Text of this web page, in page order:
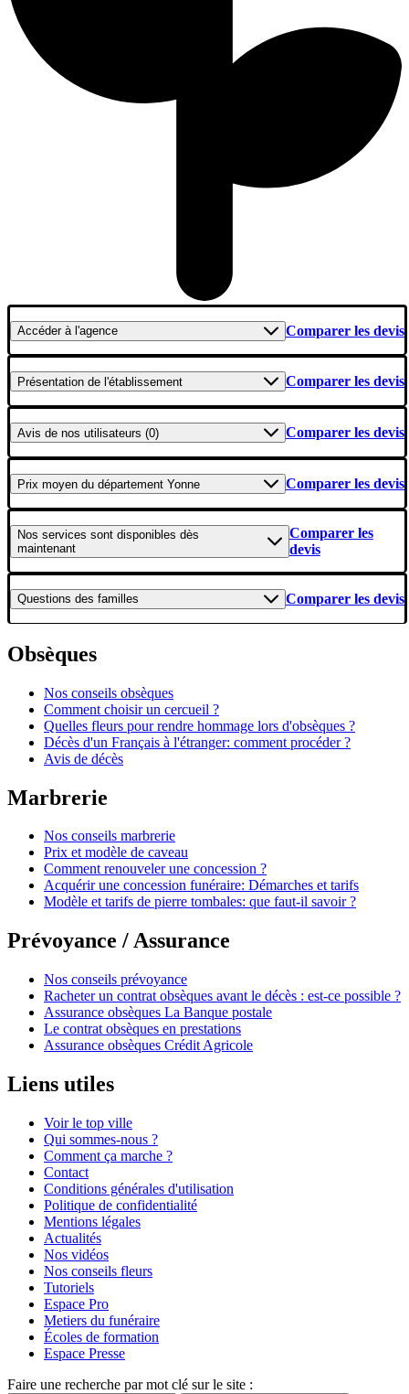
Accéderà l'agence Comparer les devis
Présentation de l'établissement Comparer les devis
Avis de nos utilisateurs (0) Comparer les devis
Prix moyen du département Yonne Comparer les devis
Nos services sont disponibles dès
maintenant
Comparer les
devis
Questions des familles Comparer les devis
Obsèques
Nos conseils obsèques
Comment choisir un cercueil ?
Quelles fleurs pour rendre hommage lors d'obsèques ?
Décès d'un Français à l'étranger: comment procéder ?
Avis de décès
Marbrerie
Nos conseils marbrerie
Prix et modèle de caveau
Comment renouveler une concession ?
Acquérir une concession funéraire: Démarches et tarifs
Modèle et tarifs de pierre tombales: que faut-il savoir ?
Prévoyance / Assurance
Nos conseils prévoyance
Racheter un contrat obsèques avant le décès : est-ce possible ?
Assurance obsèques La Banque postale
Le contrat obsèques en prestations
Assurance obsèques Crédit Agricole
Liens utiles
Voir le top ville
Qui sommes-nous ?
Comment ça marche ?
Contact
Conditions générales d'utilisation
Politique de confidentialité
Mentions légales
Actualités
Nos vidéos
Nos conseils fleurs
Tutoriels
Espace Pro
Metiers du funéraire
Écoles de formation
Espace Presse
Faire une recherche par mot clé sur le site :